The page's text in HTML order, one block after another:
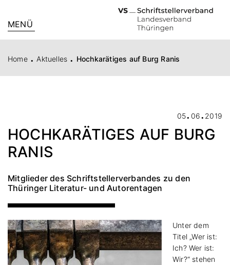
MENÜ
Home . Aktuelles . Hochkarätiges auf Burg Ranis
05. 06. 2019
HOCHKARÄTIGES AUF BURG
RANIS
Mitglieder des Schriftstellerverbandes zu den
Thüringer Literatur- und Autorentagen
Unter dem
Titel „Wer ist:
Ich? Wer ist:
Wir?“ stehen